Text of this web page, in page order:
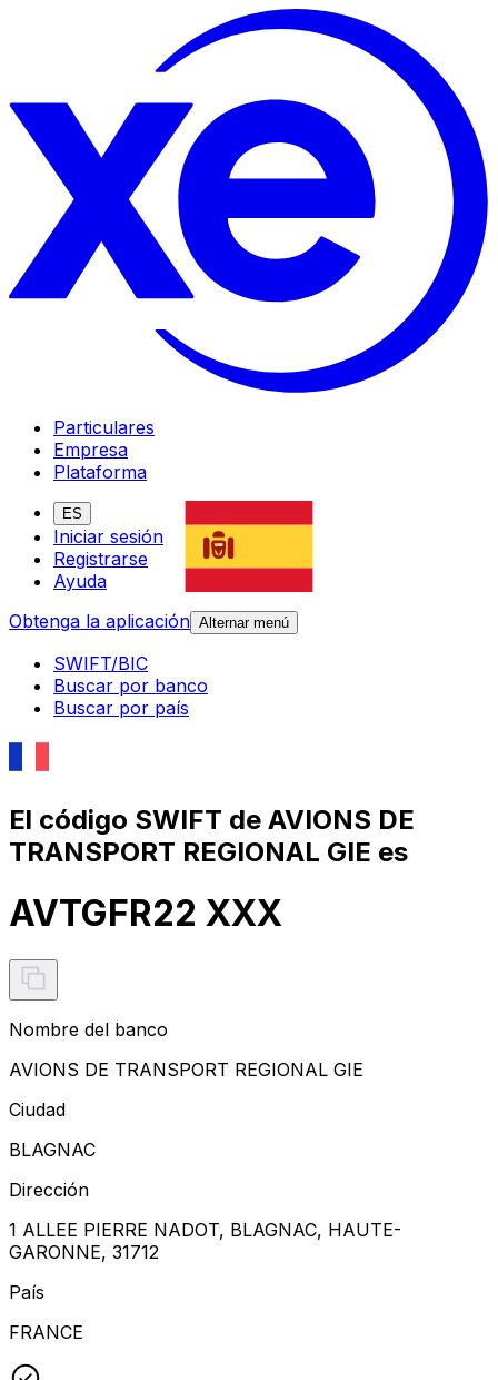
Particulares
Empresa
Plataforma
ES
Iniciar sesión
Registrarse
Ayuda
Obtenga la aplicación Alternar menú
SWIFT/BIC
Buscar por banco
Buscar por país
El código SWIFT de AVIONS DE
TRANSPORT REGIONAL GIE es
AVTGFR22 XXX
Nombre del banco
AVIONS DE TRANSPORT REGIONAL GIE
Ciudad
BLAGNAC
Dirección
1 ALLEE PIERRE NADOT, BLAGNAC, HAUTE-
GARONNE, 31712
País
FRANCE